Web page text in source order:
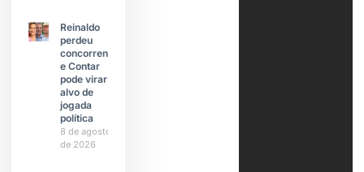
Reinaldo
perdeu
concorrente
e Contar
pode virar
alvo de
jogada
política
8 de agosto
de 2026